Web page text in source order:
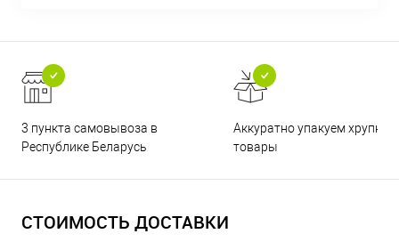
3 пункта самовывоза в
Республике Беларусь
Аккуратно упакуем хрупкие
товары
СТОИМОСТЬ ДОСТАВКИ